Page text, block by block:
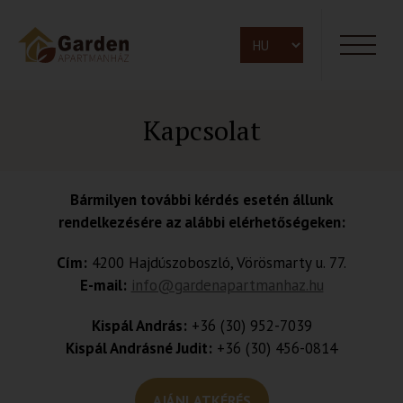
Kapcsolat
Bármilyen további kérdés esetén állunk
rendelkezésére az alábbi elérhetőségeken:
Cím: 4200 Hajdúszoboszló, Vörösmarty u. 77.
E-mail: info@gardenapartmanhaz.hu
Kispál András: +36 (30) 952-7039
Kispál Andrásné Judit: +36 (30) 456-0814